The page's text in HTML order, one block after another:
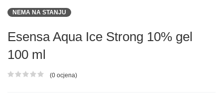
NEMA NA STANJU
Esensa Aqua Ice Strong 10% gel
100 ml
Ocjena proizvoda
(0 ocjena)